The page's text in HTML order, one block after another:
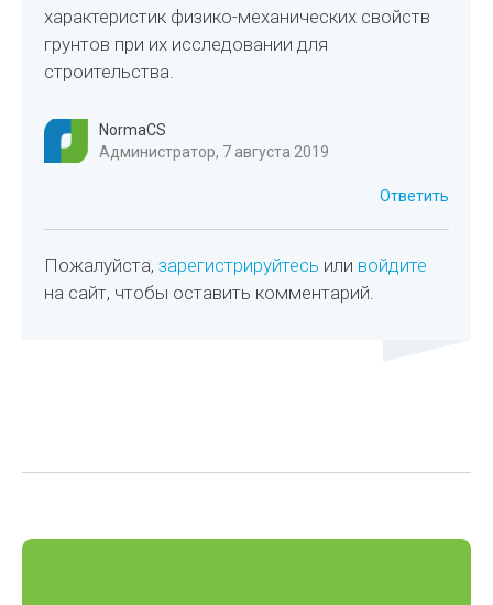
характеристик физико-механических свойств
грунтов при их исследовании для
строительства.
NormaCS
Администратор, 7 августа 2019
Ответить
Пожалуйста,зарегистрируйтесь или войдите
на сайт, чтобы оставить комментарий.